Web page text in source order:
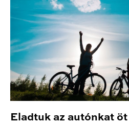
Eladtuk az autónkat